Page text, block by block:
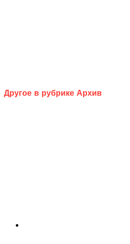
Другое в рубрике Архив